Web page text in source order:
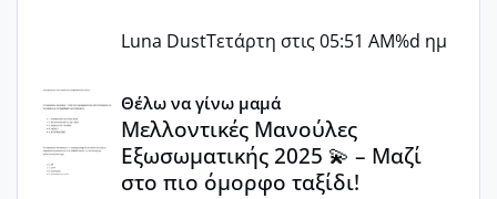
Luna DustΤετάρτη στις 05:51 AM%d ημ
Μελλοντικές Μανούλες Εξωσωματικής 2025 💫 – Μαζί
Θέλω να γίνω μαμά
Μελλοντικές Μανούλες
Εξωσωματικής 2025 💫 – Μαζί
στο πιο όμορφο ταξίδι!